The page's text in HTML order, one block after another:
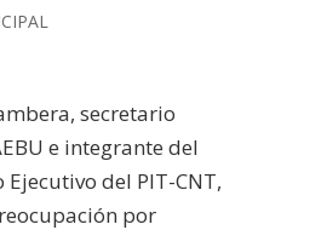
secretario
e integrante del
del PIT-CNT,
por